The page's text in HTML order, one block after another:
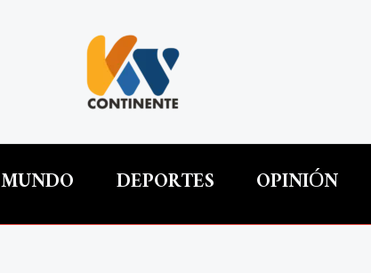
MUNDO DEPORTES OPINIÓN